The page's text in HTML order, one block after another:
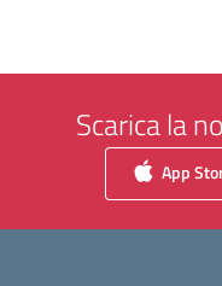
Scarica la
App